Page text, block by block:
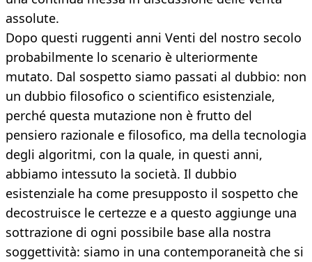
assolute.
Dopo questi ruggenti anni Venti del nostro secolo
probabilmente lo scenario è ulteriormente
mutato. Dal sospetto siamo passati al dubbio: non
un dubbio filosofico o scientifico esistenziale,
perché questa mutazione non è frutto del
pensiero razionale e filosofico, ma della tecnologia
degli algoritmi, con la quale, in questi anni,
abbiamo intessuto la società. Il dubbio
esistenziale ha come presupposto il sospetto che
decostruisce le certezze e a questo aggiunge una
sottrazione di ogni possibile base alla nostra
soggettività: siamo in una contemporaneità che si